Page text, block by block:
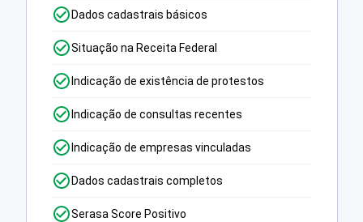
Dados cadastrais básicos
Situação na Receita Federal
Indicação de existência de protestos
Indicação de consultas recentes
Indicação de empresas vinculadas
Dados cadastrais completos
Serasa Score Positivo